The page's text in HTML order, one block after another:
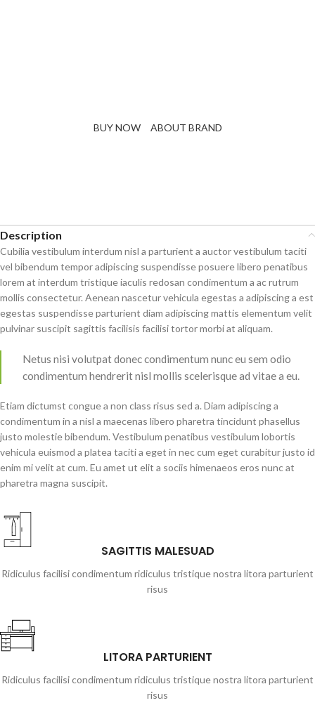
BUY NOW ABOUT BRAND
Description
Cubilia vestibulum interdum nisl a parturient a auctor vestibulum taciti
vel bibendum tempor adipiscing suspendisse posuere libero penatibus
lorem at interdum tristique iaculis redosan condimentum a ac rutrum
mollis consectetur. Aenean nascetur vehicula egestas a adipiscing a est
egestas suspendisse parturient diam adipiscing mattis elementum velit
pulvinar suscipit sagittis facilisis facilisi tortor morbi at aliquam.
Netus nisi volutpat donec condimentum nunc eu sem odio
condimentum hendrerit nisl mollis scelerisque ad vitae a eu.
Etiam dictumst congue a non class risus sed a. Diam adipiscing a
condimentum in a nisl a maecenas libero pharetra tincidunt phasellus
justo molestie bibendum. Vestibulum penatibus vestibulum lobortis
vehicula euismod a platea taciti a eget in nec cum eget curabitur justo id
enim mi velit at cum. Eu amet ut elit a sociis himenaeos eros nunc at
pharetra magna suscipit.
SAGITTIS MALESUAD
Ridiculus facilisi condimentum ridiculus tristique nostra litora parturient
risus
LITORA PARTURIENT
Ridiculus facilisi condimentum ridiculus tristique nostra litora parturient
risus